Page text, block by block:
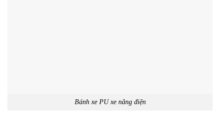
Bánh xe PU xe nâng điện